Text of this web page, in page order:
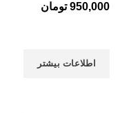
950,000 تومان
اطلاعات بیشتر